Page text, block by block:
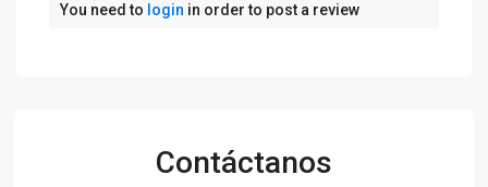
You need to login in order to post a review
Contáctanos